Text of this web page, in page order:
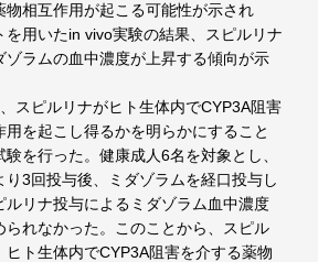
物相互作用が起こる可能性が示され
を用いたin vivo実験の結果、スピルリナ
ゾラムの血中濃度が上昇する傾向が示
スピルリナがヒト生体内でCYP3A阻害
用を起こし得るかを明らかにすること
を行った。健康成人6名を対象とし、
り3回投与後、ミダゾラムを経口投与し
ルリナ投与によるミダゾラム血中濃度
られなかった。このことから、スピル
ヒト生体内でCYP3A阻害を介する薬物